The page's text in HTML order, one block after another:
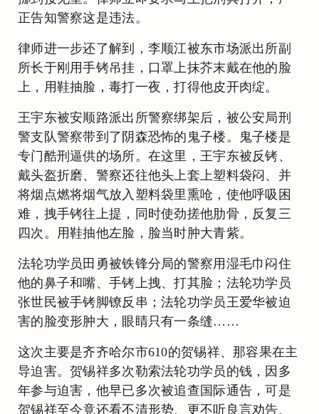
正告知警察这是违法。
律师进一步还了解到，李顺江被东市场派出所副
所长于刚用手铐吊挂，口罩上抹芥末戴在他的脸
上，用鞋抽脸，毒打一夜，打得他皮开肉绽。
王宇东被安顺路派出所警察绑架后，被公安局刑
警支队警察带到了阴森恐怖的鬼子楼。鬼子楼是
专门酷刑逼供的场所。在这里，王宇东被反铐、
戴头盔折磨、警察还往他头上套上塑料袋闷、并
将烟点燃将烟气放入塑料袋里熏呛，使他呼吸困
难，拽手铐往上提，同时使劲搓他肋骨，反复三
四次。用鞋抽他左脸，脸当时肿大青紫。
法轮功学员田勇被铁锋分局的警察用湿毛巾闷住
他的鼻子和嘴、手铐上拽、打其脸；法轮功学员
张世民被手铐脚镣反串；法轮功学员王爱华被迫
害的脸变形肿大，眼睛只有一条缝……
这次主要是齐齐哈尔市610的贺锡祥、那容果在主
导迫害。贺锡祥多次勒索法轮功学员的钱，因多
年参与迫害，他早已多次被追查国际通告，可是
贺锡祥至今竟还看不清形势、更不听良言劝告、